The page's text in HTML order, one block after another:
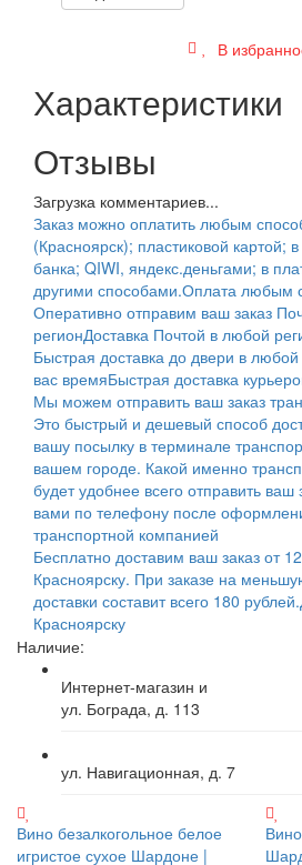
В
Характеристики
Отзывы
Загрузка комментариев...
Заказ можно оплатить любым
(Красноярск); пластиковой картой;
банка; QIWI, яндекс.деньгами; в
другими способами.Оплата любым
Оперативно отправим ваш заказ
регионДоставка Почтой в любой
Быстрая доставка до двери в
вас времяБыстрая доставка
Мы можем отправить ваш заказ
Это быстрый и дешевый способ
вашу посылку в терминале
вашем городе. Какой именно
будет удобнее всего отправить
вами по телефону после
транспортной компанией
Бесплатно доставим ваш заказ от
Красноярску. При заказе на
доставки составит всего 180 рублей.
Красноярску
Наличие:
Интернет-магазин и
ул. Бограда, д. 113
ул. Навигационная, д. 7
Вино безалкогольное белое
игристое сухое Шардоне |